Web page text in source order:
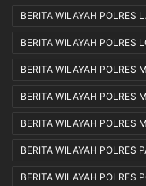
BERITA WILAYAH POLRES
BERITA WILAYAH POLRES
BERITA WILAYAH POLRES
BERITA WILAYAH POLRES
BERITA WILAYAH POLRES
BERITA WILAYAH POLRES
BERITA WILAYAH POLRES